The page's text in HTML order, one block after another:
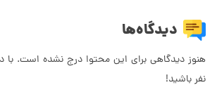
دیدگاه‌ها
هنوز دیدگاهی برای این محتوا درج نشده است. با
نفر باشید!